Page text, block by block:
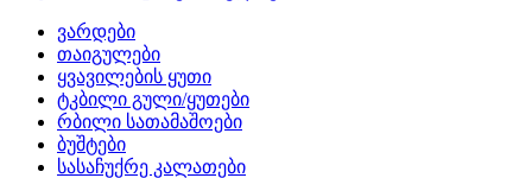
ვარდები
თაიგულები
ყვავილების ყუთი
ტკბილი გული/ყუთები
რბილი სათამაშოები
ბუშტები
სასაჩუქრე კალათები